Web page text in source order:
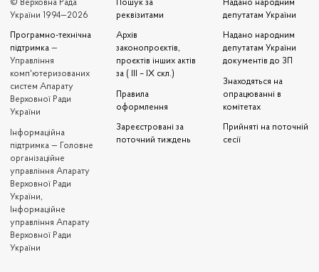
© Верховна Рада
України 1994—2026
Програмно-технічна
підтримка —
Управління
комп'ютеризованих
систем Апарату
Верховної Ради
України
Iнформаційна
підтримка — Головне
організаційне
управління Апарату
Верховної Ради
України,
Інформаційне
управління Апарату
Верховної Ради
України
Пошук за
реквізитами
Архів
законопроєктів,
проєктів інших актів
за ( III – IX скл.)
Правила
оформлення
Зареєстровані за
поточний тиждень
Надано народним
депутатам України
Надано народним
депутатам України
документів до ЗП
Знаходяться на
опрацюванні в
комітетах
Прийняті на поточній
сесії